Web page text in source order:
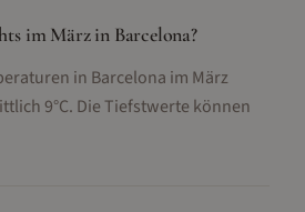
im März in Barcelona?
in Barcelona im März
9°C. Die Tiefstwerte können